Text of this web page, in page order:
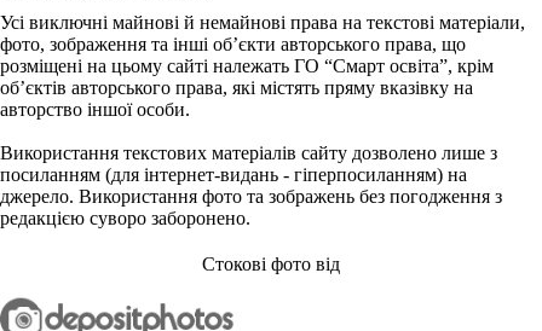
Усі виключні майнові й немайнові права на текстові матеріали,
фото, зображення та інші об’єкти авторського права, що
розміщені на цьому сайті належать ГО “Смарт освіта”, крім
об’єктів авторського права, які містять пряму вказівку на
авторство іншої особи.
Використання текстових матеріалів сайту дозволено лише з
посиланням (для інтернет-видань - гіперпосиланням) на
джерело. Використання фото та зображень без погодження з
редакцією суворо заборонено.
Стокові фото від